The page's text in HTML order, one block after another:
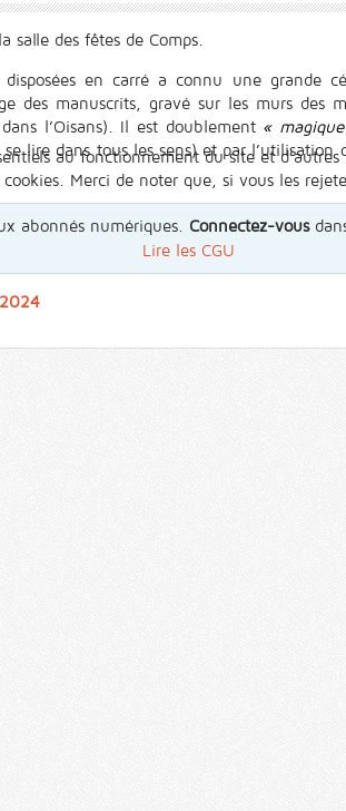
salle des fêtes de Comps.
en carré a connu une grande
des manuscrits, gravé sur les murs des
l’Oisans). Il est doublement «
lire dans tous les sens) et par l’utilisation
abonnés numériques. Connectez-vous
au fonctionnement du site et
Merci de noter que, si vous les
Lire les CGU